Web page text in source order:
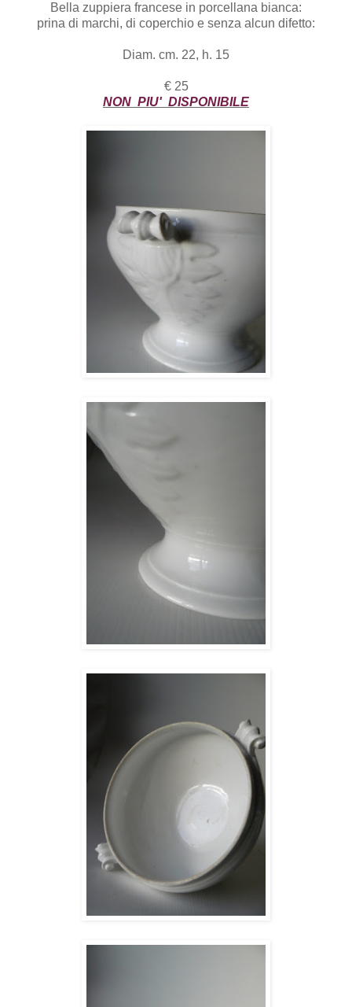
Bella zuppiera francese in porcellana bianca:
prina di marchi, di coperchio e senza alcun difetto:
Diam. cm. 22, h. 15
€ 25
NON PIU' DISPONIBILE